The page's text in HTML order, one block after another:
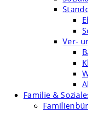
Ver-
Familie &